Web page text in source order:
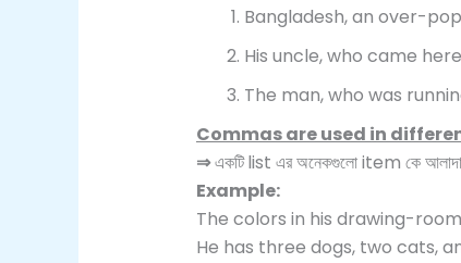
Bangladesh, an over-
His uncle, who came
The man, who was
Commas are used in
⇒একটিlist এর অনেকগুলো item কে
Example:
The colors in his drawing-
He has three dogs, two cats,